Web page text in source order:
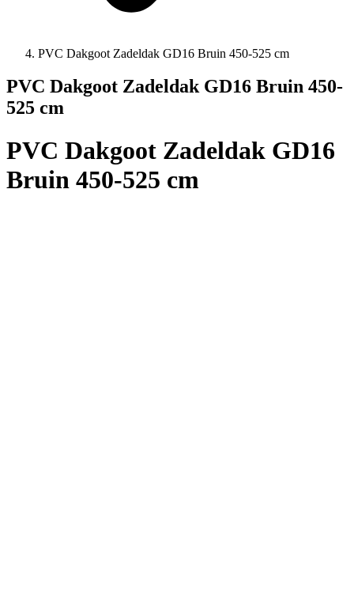
PVC Dakgoot Zadeldak GD16 Bruin 450-525 cm
PVC Dakgoot Zadeldak GD16 Bruin 450-
525 cm
PVC Dakgoot Zadeldak GD16
Bruin 450-525 cm